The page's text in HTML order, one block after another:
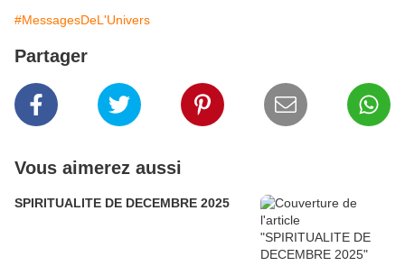
#MessagesDeL'Univers
Partager
Vous aimerez aussi
SPIRITUALITE DE DECEMBRE 2025